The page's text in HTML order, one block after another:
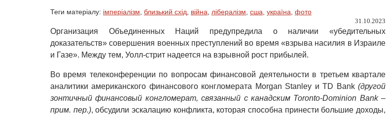
Теги матеріалу: імперіалізм близький схід війна лібералізм сша україна фото
31.10.2023
Организация Объединенных Наций предупредила о наличии «убедительных
доказательств» совершения военных преступлений во время «взрыва насилия в Израиле
и Газе». Между тем, Уолл-стрит надеется на взрывной рост прибылей.
Во время телеконференции по вопросам финансовой деятельности в третьем квартале
аналитики американского финансового конгломерата Morgan Stanley и TD Bank (другой
зонтичный финансовый конгломерат, связанный с канадским Toronto-Dominion Bank –
прим. пер.), обсудили эскалацию конфликта, которая способна принести большие доходы,